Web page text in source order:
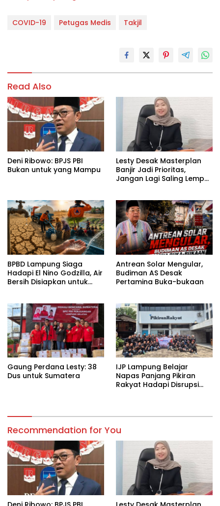
COVID-19 Petugas Medis Takjil
Read Also
Deni Ribowo: BPJS PBI
Bukan untuk yang Mampu
Lesty Desak Masterplan
Banjir Jadi Prioritas,
Jangan Lagi Saling Lempar
BPBD Lampung Siaga
Hadapi El Nino Godzilla, Air
Bersih Disiapkan untuk
Antrean Solar Mengular,
Budiman AS Desak
Pertamina Buka-bukaan
Gaung Perdana Lesty: 38
Dus untuk Sumatera
IJP Lampung Belajar
Napas Panjang Pikiran
Rakyat Hadapi Disrupsi
Recommendation for You